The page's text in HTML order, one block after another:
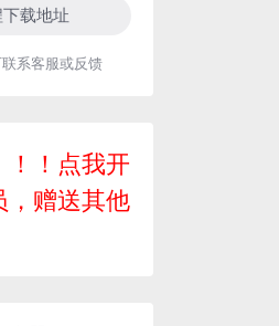
载地址
系客服或反馈
！！点我开
，赠送其他